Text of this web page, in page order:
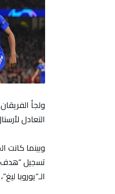
ولجأ
التعادل
وبينما كانت
الـ”يوروبا